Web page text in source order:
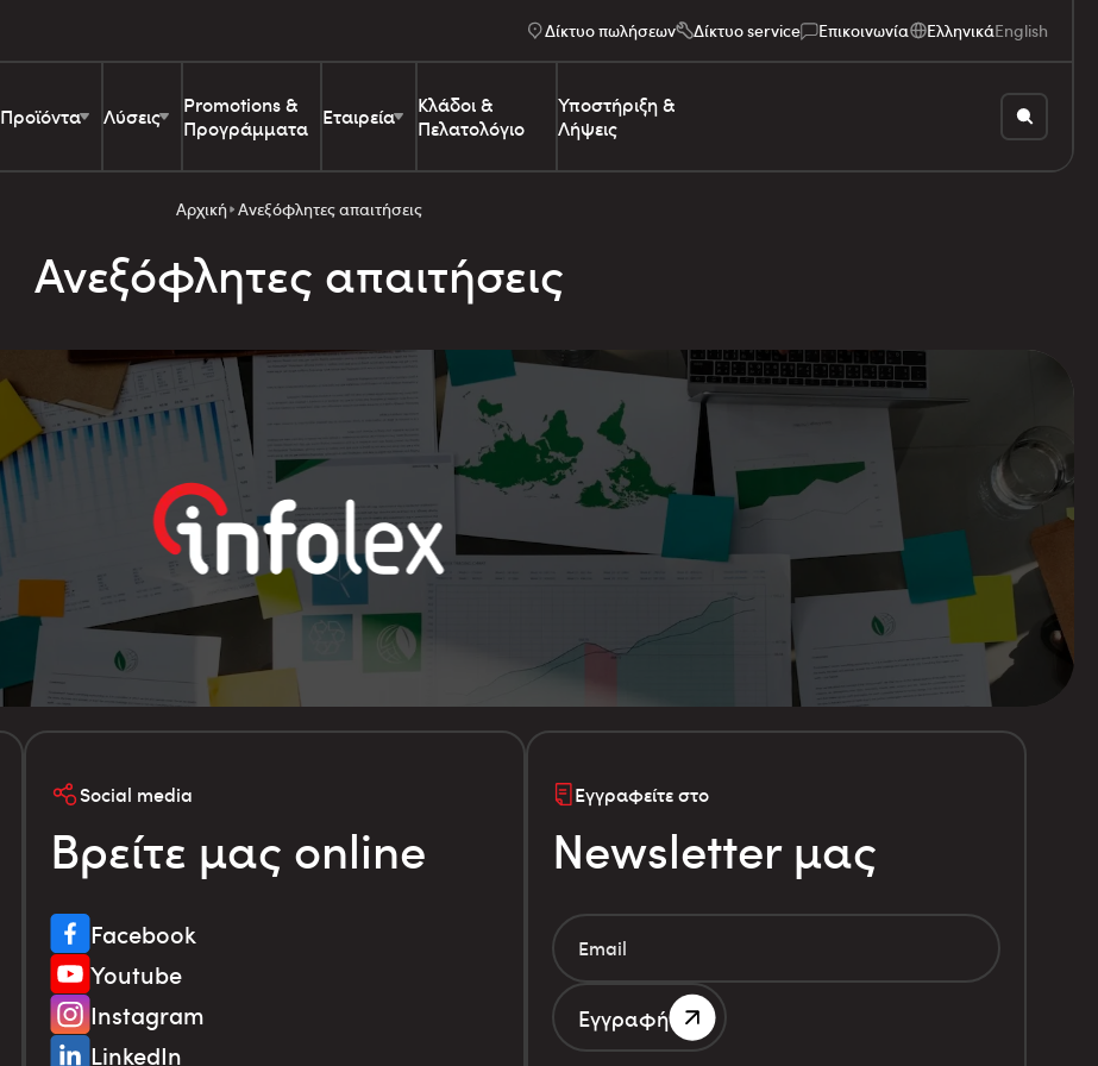
Δίκτυο πωλήσεων Δίκτυο service Επικοινωνία ΕλληνικάEnglish
Προϊόντα Λύσεις
Promotions &
Προγράμματα
Εταιρεία
Κλάδοι &
Πελατολόγιο
Υποστήριξη &
Λήψεις
Αρχική Ανεξόφλητες απαιτήσεις
Ανεξόφλητες απαιτήσεις
Social media
Βρείτε μας online
Facebook
Youtube
Instagram
LinkedIn
Εγγραφείτε στο
Newsletter μας
Εγγραφή